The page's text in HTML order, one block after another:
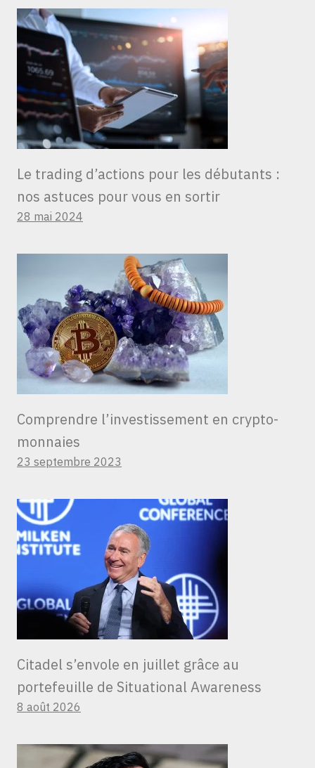
Le trading d’actions pour les débutants :
nos astuces pour vous en sortir
28 mai 2024
Comprendre l’investissement en crypto-
monnaies
23 septembre 2023
Citadel s’envole en juillet grâce au
portefeuille de Situational Awareness
8 août 2026